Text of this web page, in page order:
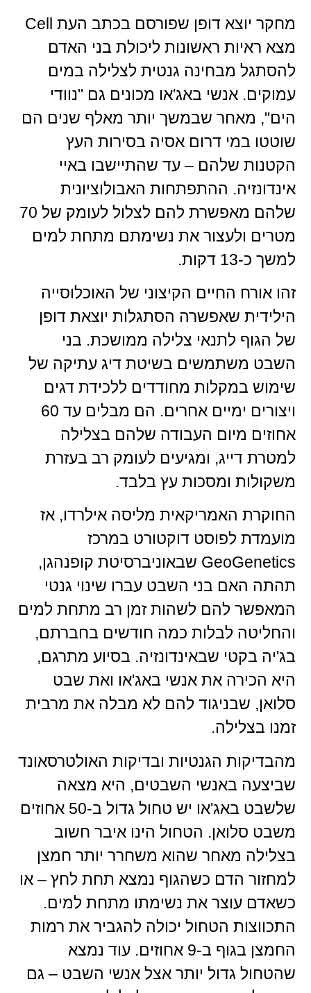
מחקר יוצא דופן שפורסם בכתב העת Cell
מצא ראיות ראשונות ליכולת בני האדם
להסתגל מבחינה גנטית לצלילה במים
עמוקים. אנשי באג'או מכונים גם "נוודי
הים", מאחר שבמשך יותר מאלף שנים הם
שוטטו במי דרום אסיה בסירות העץ
הקטנות שלהם – עד שהתיישבו באיי
אינדונזיה. ההתפתחות האבולוציונית
שלהם מאפשרת להם לצלול לעומק של 70
מטרים ולעצור את נשימתם מתחת למים
למשך כ-13 דקות.
זהו אורח החיים הקיצוני של האוכלוסייה
הילידית שאפשרה הסתגלות יוצאת דופן
של הגוף לתנאי צלילה ממושכת. בני
השבט משתמשים בשיטת דיג עתיקה של
שימוש במקלות מחודדים ללכידת דגים
ויצורים ימיים אחרים. הם מבלים עד 60
אחוזים מיום העבודה שלהם בצלילה
למטרת דייג, ומגיעים לעומק רב בעזרת
משקולות ומסכות עץ בלבד.
החוקרת האמריקאית מליסה אילרדו, אז
מועמדת לפוסט דוקטורט במרכז
GeoGenetics שבאוניברסיטת קופנהגן,
תהתה האם בני השבט עברו שינוי גנטי
המאפשר להם לשהות זמן רב מתחת למים
והחליטה לבלות כמה חודשים בחברתם,
בג'יה בקטי שבאינדונזיה. בסיוע מתרגם,
היא הכירה את אנשי באג'או ואת שבט
סלואן, שבניגוד להם לא מבלה את מרבית
זמנו בצלילה.
מהבדיקות הגנטיות ובדיקות האולטרסאונד
שביצעה באנשי השבטים, היא מצאה
שלשבט באג'או יש טחול גדול ב-50 אחוזים
משבט סלואן. הטחול הינו איבר חשוב
בצלילה מאחר שהוא משחרר יותר חמצן
למחזור הדם כשהגוף נמצא תחת לחץ – או
כשאדם עוצר את נשימתו מתחת למים.
התכווצות הטחול יכולה להגביר את רמות
החמצן בגוף ב-9 אחוזים. עוד נמצא
שהטחול גדול יותר אצל אנשי השבט – גם